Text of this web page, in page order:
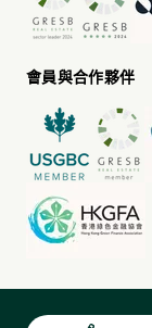
會員與合作夥伴